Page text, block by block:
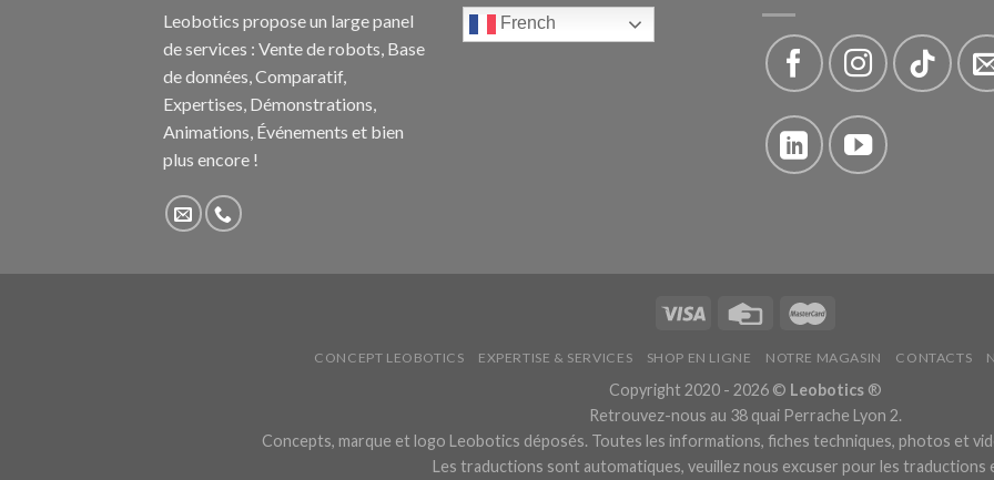
Leobotics propose un large panel
de services : Vente de robots, Base
de données, Comparatif,
Expertises, Démonstrations,
Animations, Événements et bien
plus encore !
French
CONCEPT LEOBOTICS EXPERTISE & SERVICES SHOP EN LIGNE NOTRE MAGASIN CONTACTS
Copyright 2020 - 2026 © Leobotics ®
Retrouvez-nous au 38 quai Perrache Lyon 2.
Concepts, marque et logo Leobotics déposés. Toutes les informations, fiches techniques, photos et
Les traductions sont automatiques, veuillez nous excuser pour les traductions